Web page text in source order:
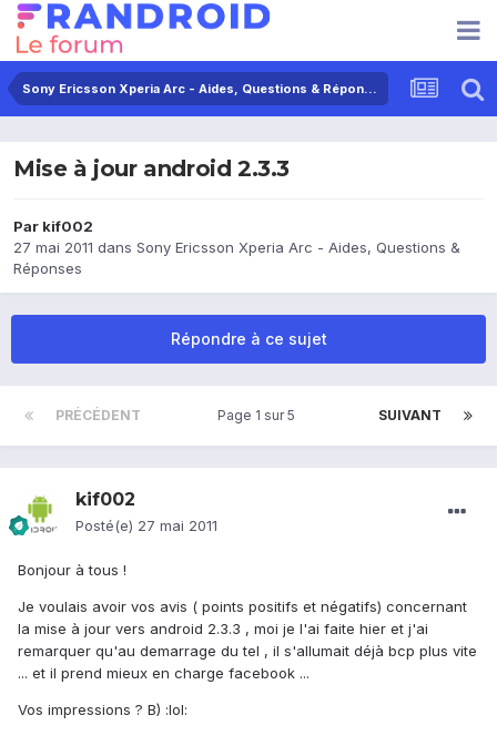
Sony Ericsson Xperia Arc - Aides, Questions & Réponses
Mise à jour android 2.3.3
Par kif002
27 mai 2011 dans Sony Ericsson Xperia Arc - Aides, Questions &
Réponses
Répondre à ce sujet
PRÉCÉDENT SUIVANT
Page 1 sur 5
kif002
Posté(e) 27 mai 2011
Bonjour à tous !
Je voulais avoir vos avis ( points positifs et négatifs) concernant
la mise à jour vers android 2.3.3 , moi je l'ai faite hier et j'ai
remarquer qu'au demarrage du tel , il s'allumait déjà bcp plus vite
... et il prend mieux en charge facebook ...
Vos impressions ? B) :lol: